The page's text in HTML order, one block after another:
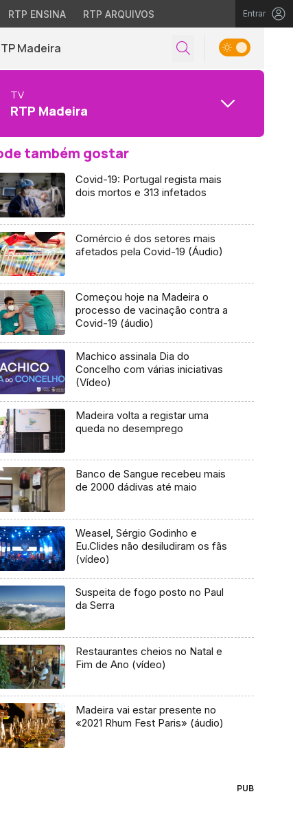
RTP ENSINA RTP ARQUIVOS Entrar
Madeira
TV
RTP Madeira
também gostar
Covid-19: Portugal regista mais
dois mortos e 313 infetados
Comércio é dos setores mais
afetados pela Covid-19 (Áudio)
Começou hoje na Madeira o
processo de vacinação contra a
Covid-19 (áudio)
Machico assinala Dia do
Concelho com várias iniciativas
(Vídeo)
Madeira volta a registar uma
queda no desemprego
Banco de Sangue recebeu mais
de 2000 dádivas até maio
Weasel, Sérgio Godinho e
Eu.Clides não desiludiram os fãs
(vídeo)
Suspeita de fogo posto no Paul
da Serra
Restaurantes cheios no Natal e
Fim de Ano (vídeo)
Madeira vai estar presente no
«2021 Rhum Fest Paris» (áudio)
PUB